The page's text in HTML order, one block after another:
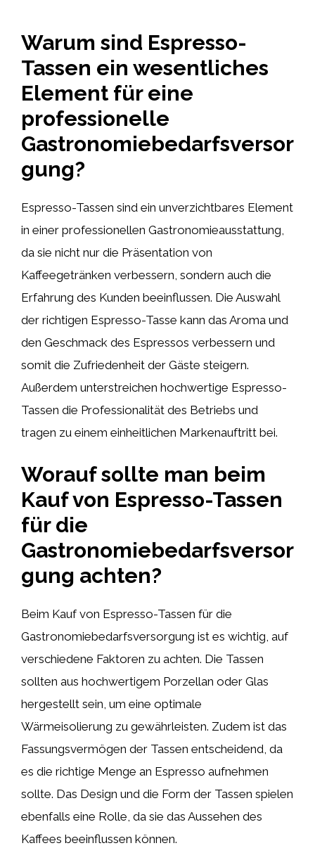
Warum sind Espresso-
Tassen ein wesentliches
Element für eine
professionelle
Gastronomiebedarfsversor
gung?
Espresso-Tassen sind ein unverzichtbares Element
in einer professionellen Gastronomieausstattung,
da sie nicht nur die Präsentation von
Kaffeegetränken verbessern, sondern auch die
Erfahrung des Kunden beeinflussen. Die Auswahl
der richtigen Espresso-Tasse kann das Aroma und
den Geschmack des Espressos verbessern und
somit die Zufriedenheit der Gäste steigern.
Außerdem unterstreichen hochwertige Espresso-
Tassen die Professionalität des Betriebs und
tragen zu einem einheitlichen Markenauftritt bei.
Worauf sollte man beim
Kauf von Espresso-Tassen
für die
Gastronomiebedarfsversor
gung achten?
Beim Kauf von Espresso-Tassen für die
Gastronomiebedarfsversorgung ist es wichtig, auf
verschiedene Faktoren zu achten. Die Tassen
sollten aus hochwertigem Porzellan oder Glas
hergestellt sein, um eine optimale
Wärmeisolierung zu gewährleisten. Zudem ist das
Fassungsvermögen der Tassen entscheidend, da
es die richtige Menge an Espresso aufnehmen
sollte. Das Design und die Form der Tassen spielen
ebenfalls eine Rolle, da sie das Aussehen des
Kaffees beeinflussen können.